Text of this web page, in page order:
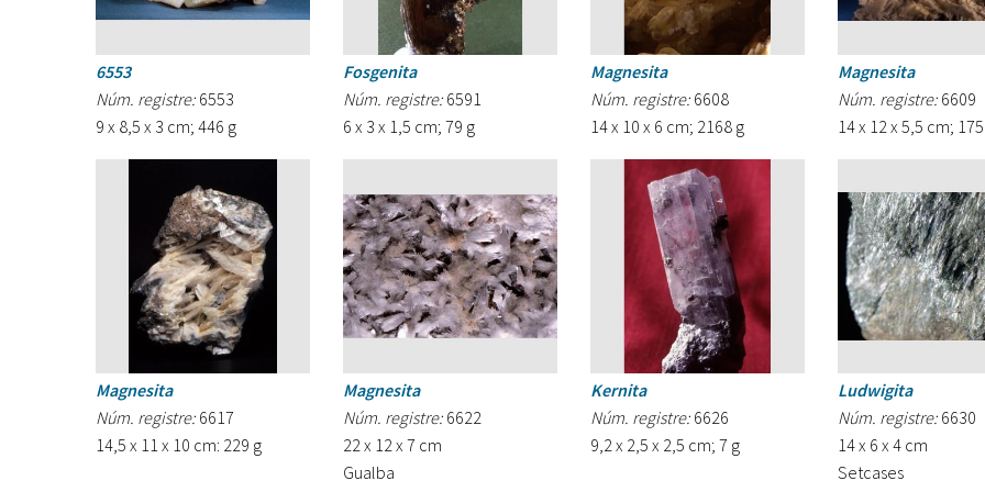
6553
Núm. registre: 6553
9 x 8,5 x 3 cm; 446 g
Fosgenita
Núm. registre: 6591
6 x 3 x 1,5 cm; 79 g
Magnesita
Núm. registre: 6608
14 x 10 x 6 cm; 2168 g
Magnesita
Núm. registre: 6609
14 x 12 x 5,5 cm;
Magnesita
Núm. registre: 6617
14,5 x 11 x 10 cm: 229 g
Magnesita
Núm. registre: 6622
22 x 12 x 7 cm
Gualba
Kernita
Núm. registre: 6626
9,2 x 2,5 x 2,5 cm; 7 g
Ludwigita
Núm. registre: 6630
14 x 6 x 4 cm
Setcases